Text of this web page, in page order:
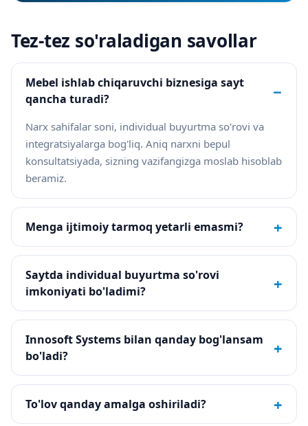
Tez-tez so'raladigan savollar
Mebel ishlab chiqaruvchi biznesiga sayt
qancha turadi?
−
Narx sahifalar soni, individual buyurtma so'rovi va
integratsiyalarga bog'liq. Aniq narxni bepul
konsultatsiyada, sizning vazifangizga moslab hisoblab
beramiz.
Menga ijtimoiy tarmoq yetarli emasmi? +
Saytda individual buyurtma so'rovi
imkoniyati bo'ladimi?
+
Innosoft Systems bilan qanday bog'lansam
bo'ladi?
+
To'lov qanday amalga oshiriladi? +